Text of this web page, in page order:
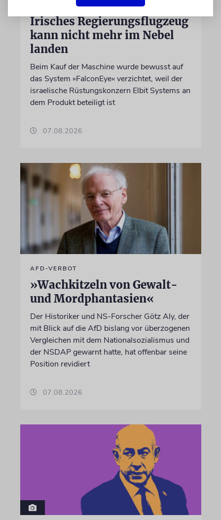
Wegen Israel-Boykott:
Irisches Regierungsflugzeug
kann nicht mehr im Nebel
landen
Beim Kauf der Maschine wurde bewusst auf
das System »FalconEye« verzichtet, weil der
israelische Rüstungskonzern Elbit Systems an
dem Produkt beteiligt ist
07.08.2026
AFD-VERBOT
»Wachkitzeln von Gewalt-
und Mordphantasien«
Der Historiker und NS-Forscher Götz Aly, der
mit Blick auf die AfD bislang vor überzogenen
Vergleichen mit dem Nationalsozialismus und
der NSDAP gewarnt hatte, hat offenbar seine
Position revidiert
07.08.2026